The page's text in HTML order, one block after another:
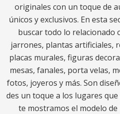
originales con un toque de
únicos y exclusivos. En esta
buscar todo lo relacionado
jarrones, plantas artificiales,
placas murales, figuras
mesas, fanales, porta velas,
fotos, joyeros y más. Son
des un toque a los lugares
te mostramos el modelo de